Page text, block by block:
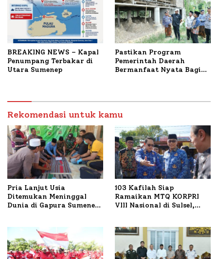
BREAKING NEWS – Kapal
Penumpang Terbakar di
Utara Sumenep
Pastikan Program
Pemerintah Daerah
Bermanfaat Nyata Bagi
Petelur di Desa Bataal
Timur
Rekomendasi untuk kamu
Pria Lanjut Usia
Ditemukan Meninggal
Dunia di Gapura Sumenep,
103 Kafilah Siap
Ramaikan MTQ KORPRI
VIII Nasional di Sulsel,